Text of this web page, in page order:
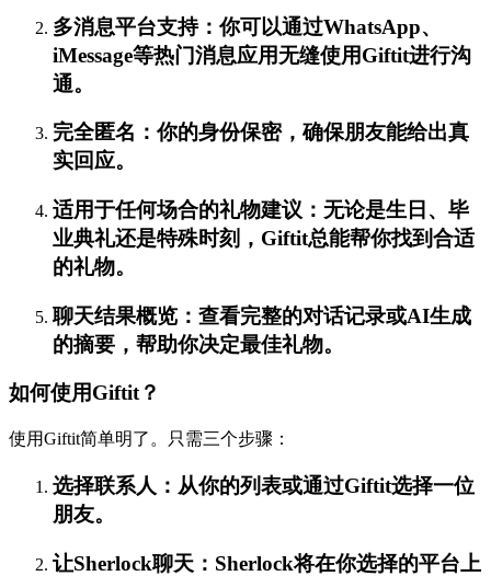
多消息平台支持：你可以通过WhatsApp、
iMessage等热门消息应用无缝使用Giftit进行沟
通。
完全匿名：你的身份保密，确保朋友能给出真
实回应。
适用于任何场合的礼物建议：无论是生日、毕
业典礼还是特殊时刻，Giftit总能帮你找到合适
的礼物。
聊天结果概览：查看完整的对话记录或AI生成
的摘要，帮助你决定最佳礼物。
如何使用Giftit？
使用Giftit简单明了。只需三个步骤：
选择联系人：从你的列表或通过Giftit选择一位
朋友。
让Sherlock聊天：Sherlock将在你选择的平台上